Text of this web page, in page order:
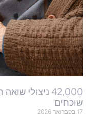
42,000 ניצולי
שוכחים
17 בפברואר 2026